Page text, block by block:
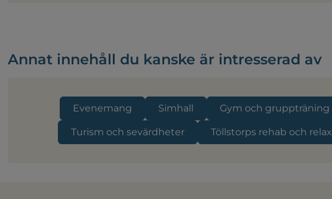
Annat innehåll du kanske är intresserad av
Evenemang Simhall Gym och gruppträning
Turism och sevärdheter Töllstorps rehab och relax